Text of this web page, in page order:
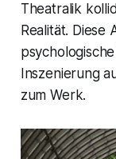
Theatralik
Realität. Diese
Inszenierung
zum Werk.